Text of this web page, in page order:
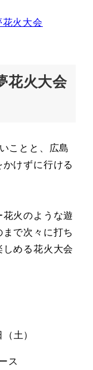
火大会
花火大会
ことと、広島
けずに行ける
火のような遊
で次々に打ち
める花火大会
土）
ス